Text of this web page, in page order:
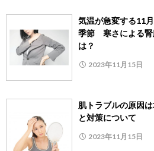
気温が急変する11
季節 寒さによる腎
は？
2023年11月15日
肌トラブルの原因
と対策について
2023年11月15日